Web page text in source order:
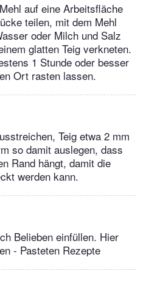
auf eine Arbeitsfläche
teilen, mit dem Mehl
oder Milch und Salz
glatten Teig verkneten.
1 Stunde oder besser
Ort rasten lassen.
Teig etwa 2 mm
so damit auslegen, dass
Rand hängt, damit die
werden kann.
Belieben einfüllen. Hier
- Pasteten Rezepte